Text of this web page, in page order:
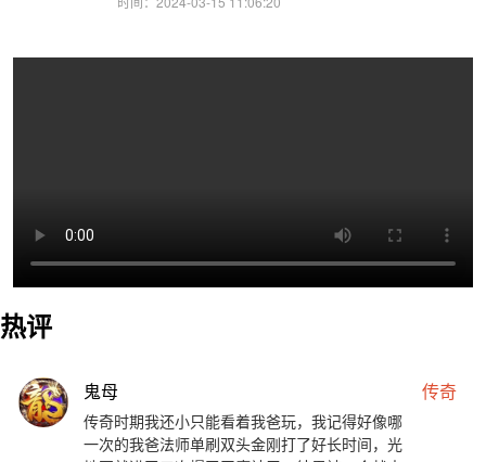
热评
鬼母 传奇
传奇时期我还小只能看着我爸玩，我记得好像哪
一次的我爸法师单刷双头金刚打了好长时间，光